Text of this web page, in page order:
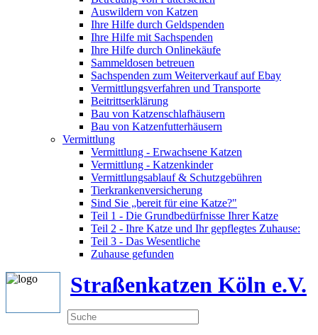
Auswildern von Katzen
Ihre Hilfe durch Geldspenden
Ihre Hilfe mit Sachspenden
Ihre Hilfe durch Onlinekäufe
Sammeldosen betreuen
Sachspenden zum Weiterverkauf auf Ebay
Vermittlungsverfahren und Transporte
Beitrittserklärung
Bau von Katzenschlafhäusern
Bau von Katzenfutterhäusern
Vermittlung
Vermittlung - Erwachsene Katzen
Vermittlung - Katzenkinder
Vermittlungsablauf & Schutzgebühren
Tierkrankenversicherung
Sind Sie „bereit für eine Katze?"
Teil 1 - Die Grundbedürfnisse Ihrer Katze
Teil 2 - Ihre Katze und Ihr gepflegtes Zuhause:
Teil 3 - Das Wesentliche
Zuhause gefunden
Straßenkatzen Köln e.V.